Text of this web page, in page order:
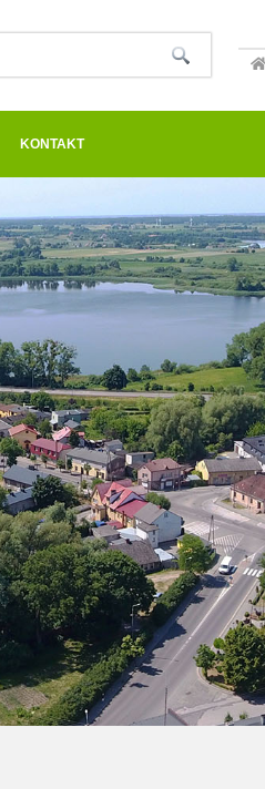
KONTAKT